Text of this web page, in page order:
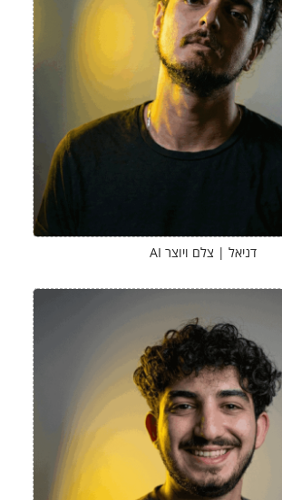
דניאל | צלם ויוצר AI